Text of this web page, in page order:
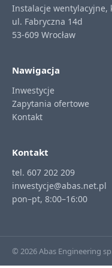
Instalacje wentylacyjne,
ul. Fabryczna 14d
53-609 Wrocław
Nawigacja
Inwestycje
Zapytania ofertowe
Kontakt
Kontakt
tel. 607 202 209
inwestycje@abas.net.pl
pon–pt, 8:00–16:00
© 2026 Abas Engineering